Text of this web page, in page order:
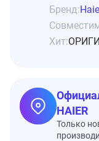
Бренд:
Хит:
HAIER
Только